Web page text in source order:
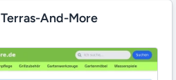
Terras-And-More